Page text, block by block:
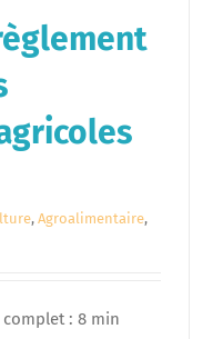
, Agroalimentaire,
complet : 8 min